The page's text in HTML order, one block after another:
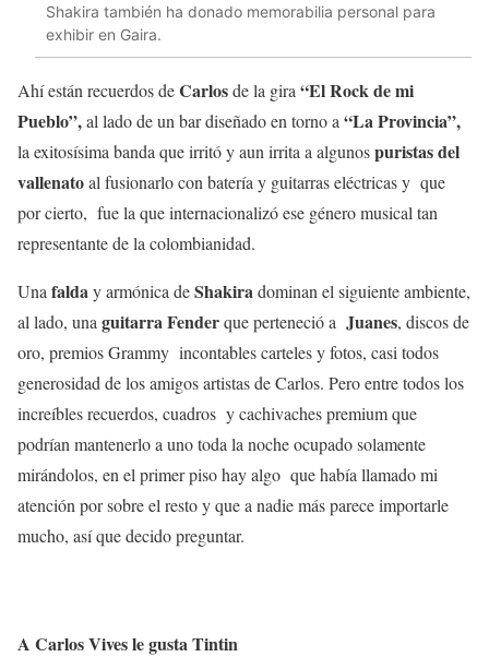
Shakira también ha donado memorabilia personal para
exhibir en Gaira.
Ahí están recuerdos deCarlosde la gira“El Rock de mi
Pueblo”,al lado de un bar diseñado en torno a“La Provincia”,
la exitosísima banda que irritó y aun irrita a algunospuristas del
vallenatoal fusionarlo con batería y guitarras eléctricas y que
por cierto, fue la que internacionalizó ese género musical tan
representante de la colombianidad.
Unafalday armónica deShakiradominan el siguiente ambiente,
al lado, unaguitarra Fenderque perteneció a Juanes, discos de
oro, premios Grammy incontables carteles y fotos, casi todos
generosidad de los amigos artistas de Carlos. Pero entre todos los
increíbles recuerdos, cuadros y cachivaches premium que
podrían mantenerlo a uno toda la noche ocupado solamente
mirándolos, en el primer piso hay algo que había llamado mi
atención por sobre el resto y que a nadie más parece importarle
mucho, así que decido preguntar.
A Carlos Vives le gusta Tintin